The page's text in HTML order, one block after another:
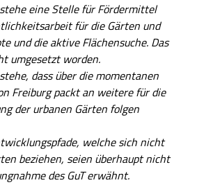
eine Stelle für Fördermittel
für die Gärten und
und die aktive Flächensuche. Das
umgesetzt worden.
dass über die momentanen
Freiburg packt an weitere für die
der urbanen Gärten folgen
welche sich nicht
beziehen, seien überhaupt nicht
des GuT erwähnt.